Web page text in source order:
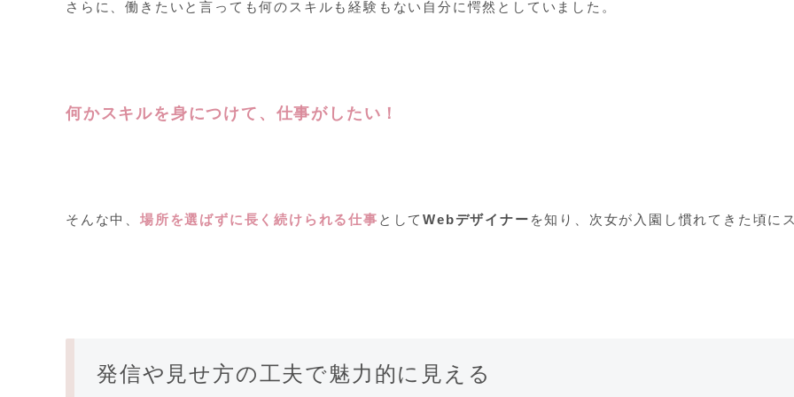
さらに、働きたいと言っても何のスキルも経験もない自分に愕然としていました。
何かスキルを身につけて、仕事がしたい！
そんな中、 場所を選ばずに長く続けられる仕事 としてWebデザイナー を知り、次女が入園し慣れてきた頃に
発信や見せ方の工夫で魅力的に見える